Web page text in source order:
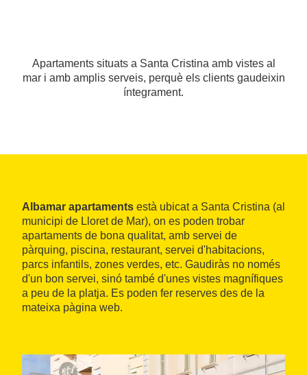
Apartaments situats a Santa Cristina amb vistes al
mar i amb amplis serveis, perquè els clients gaudeixin
íntegrament.
Albamar apartaments està ubicat a Santa Cristina (al
municipi de Lloret de Mar), on es poden trobar
apartaments de bona qualitat, amb servei de
pàrquing, piscina, restaurant, servei d'habitacions,
parcs infantils, zones verdes, etc. Gaudiràs no només
d'un bon servei, sinó també d'unes vistes magnífiques
a peu de la platja. Es poden fer reserves des de la
mateixa pàgina web.